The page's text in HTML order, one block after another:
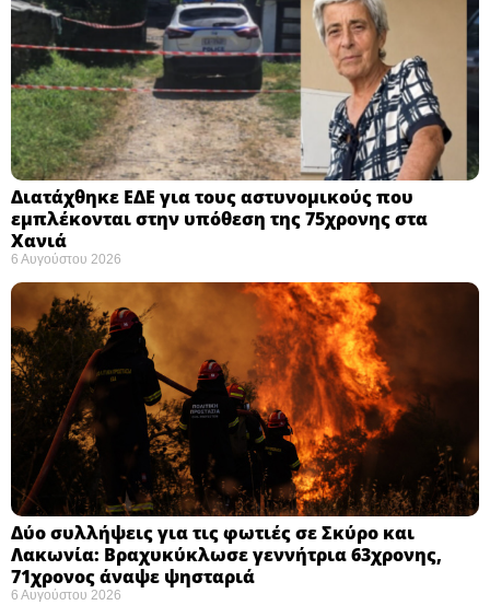
Διατάχθηκε ΕΔΕ για τους αστυνομικούς που
εμπλέκονται στην υπόθεση της 75χρονης στα
Χανιά
6 Αυγούστου 2026
Δύο συλλήψεις για τις φωτιές σε Σκύρο και
Λακωνία: Βραχυκύκλωσε γεννήτρια 63χρονης,
71χρονος άναψε ψησταριά
6 Αυγούστου 2026